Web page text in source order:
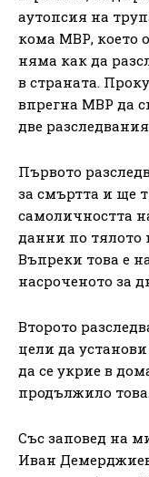
аутопсия на
кома МВР, което
няма как да
в страната.
впрегна МВР да
две
Първото
за смъртта и ще
самоличността
данни по тялото
Въпреки това е
насроченото за
Второто
цели да
да се укрие в
продължило това.
Със заповед на
Иван